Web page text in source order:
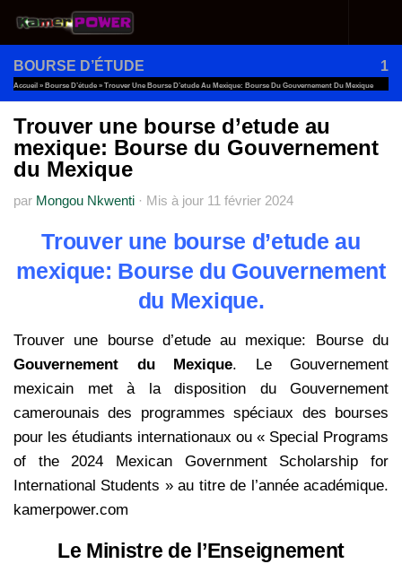
Au dessous du contenu
BOURSE D’ÉTUDE 1
Accueil » Bourse D’étude » Trouver Une Bourse D’etude Au Mexique: Bourse Du Gouvernement Du Mexique
Trouver une bourse d’etude au
mexique: Bourse du Gouvernement
du Mexique
par Mongou Nkwenti · Mis à jour 11 février 2024
Trouver une bourse d’etude au
mexique: Bourse du Gouvernement
du Mexique.
Trouver une bourse d’etude au mexique: Bourse du
Gouvernement du Mexique. Le Gouvernement
mexicain met à la disposition du Gouvernement
camerounais des programmes spéciaux des bourses
pour les étudiants internationaux ou « Special Programs
of the 2024 Mexican Government Scholarship for
International Students » au titre de l’année académique.
kamerpower.com
Le Ministre de l’Enseignement